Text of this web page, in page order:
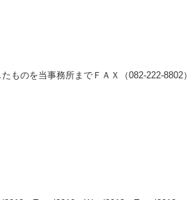
ものを当事務所までＦＡＸ（082-222-8802）